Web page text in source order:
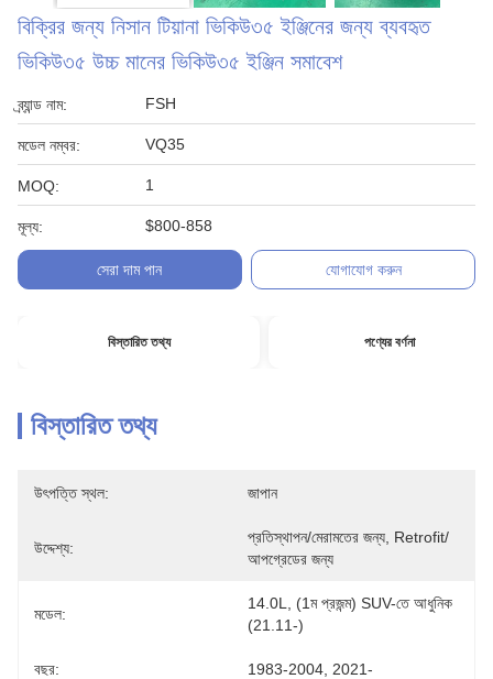
বিক্রির জন্য নিসান টিয়ানা ভিকিউ৩৫ ইঞ্জিনের জন্য ব্যবহৃত
ভিকিউ৩৫ উচ্চ মানের ভিকিউ৩৫ ইঞ্জিন সমাবেশ
ব্র্যান্ড নাম: FSH
মডেল নম্বর: VQ35
MOQ: 1
মূল্য: $800-858
সেরা দাম পান যোগাযোগ করুন
বিস্তারিত তথ্য পণ্যের বর্ণনা
বিস্তারিত তথ্য
উৎপত্তি স্থল: জাপান
উদ্দেশ্য:
প্রতিস্থাপন/মেরামতের জন্য, Retrofit/
আপগ্রেডের জন্য
মডেল:
14.0L, (1ম প্রজন্ম) SUV-তে আধুনিক
(21.11-)
বছর: 1983-2004, 2021-